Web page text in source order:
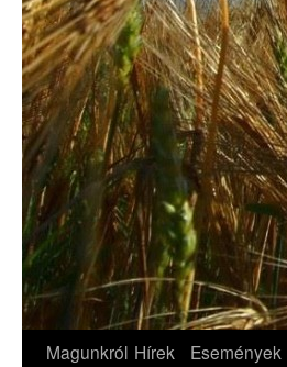
Magunkról Hírek Események